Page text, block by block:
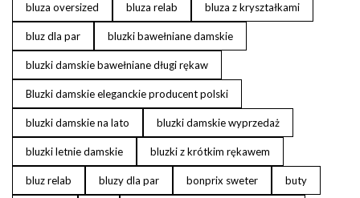
bluza oversized bluza relab bluza z kryształkami
bluz dla par bluzki bawełniane damskie
bluzki damskie bawełniane długi rękaw
Bluzki damskie eleganckie producent polski
bluzki damskie na lato bluzki damskie wyprzedaż
bluzki letnie damskie bluzki z krótkim rękawem
bluz relab bluzy dla par bonprix sweter buty